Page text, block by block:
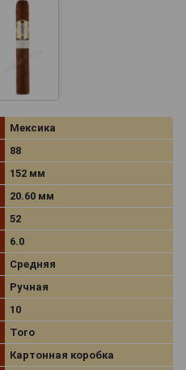
Мексика
88
152 мм
20.60 мм
52
6.0
Средняя
Ручная
10
Toro
Картонная коробка